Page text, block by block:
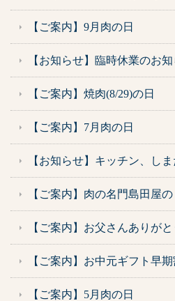
【ご案内】9月肉の日
【お知らせ】臨時休業のお
【ご案内】焼肉(8/29)の日
【ご案内】7月肉の日
【お知らせ】キッチン、し
【ご案内】肉の名門島田屋
【ご案内】お父さんありが
【ご案内】お中元ギフト早
【ご案内】5月肉の日